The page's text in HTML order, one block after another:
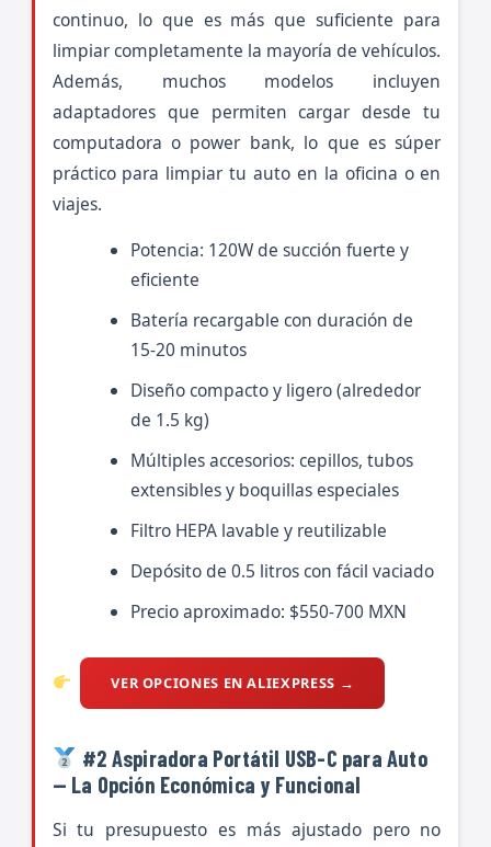
continuo, lo que es más que suficiente para
limpiar completamente la mayoría de vehículos.
Además, muchos modelos incluyen
adaptadores que permiten cargar desde tu
computadora o power bank, lo que es súper
práctico para limpiar tu auto en la oficina o en
viajes.
Potencia: 120W de succión fuerte y
eficiente
Batería recargable con duración de
15-20 minutos
Diseño compacto y ligero (alrededor
de 1.5 kg)
Múltiples accesorios: cepillos, tubos
extensibles y boquillas especiales
Filtro HEPA lavable y reutilizable
Depósito de 0.5 litros con fácil vaciado
Precio aproximado: $550-700 MXN
VER OPCIONES EN ALIEXPRESS →
#2 Aspiradora Portátil USB-C para Auto
— La Opción Económica y Funcional
Si tu presupuesto es más ajustado pero no